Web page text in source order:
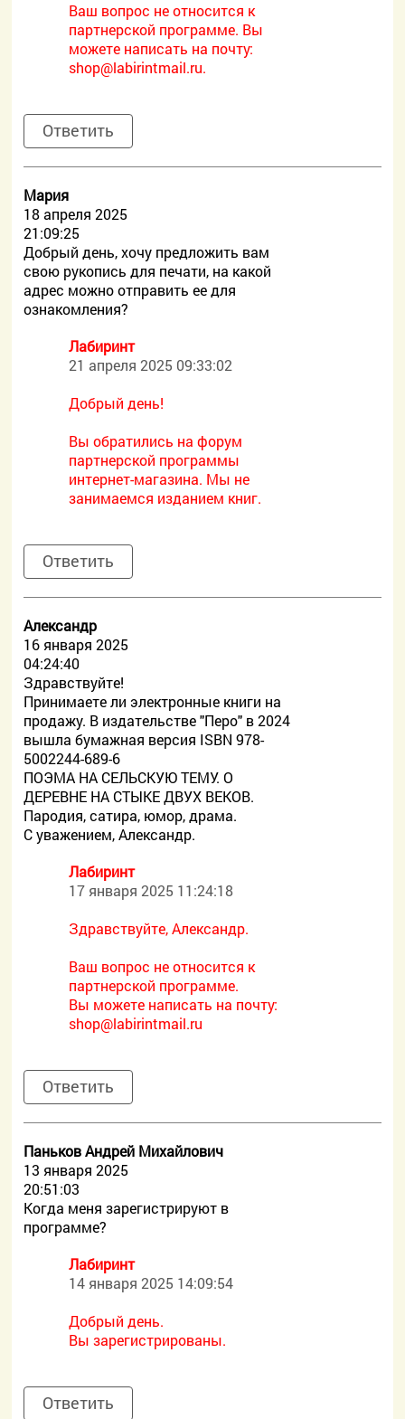
Ваш вопрос не относится к
партнерской программе. Вы
можете написать на почту:
shop@labirintmail.ru.
Ответить
Мария
18 апреля 2025
21:09:25
Добрый день, хочу предложить вам
свою рукопись для печати, на какой
адрес можно отправить ее для
ознакомления?
Лабиринт
21 апреля 2025 09:33:02
Добрый день!
Вы обратились на форум
партнерской программы
интернет-магазина. Мы не
занимаемся изданием книг.
Ответить
Александр
16 января 2025
04:24:40
Здравствуйте!
Принимаете ли электронные книги на
продажу. В издательстве "Перо" в 2024
вышла бумажная версия ISBN 978-
5002244-689-6
ПОЭМА НА СЕЛЬСКУЮ ТЕМУ. О
ДЕРЕВНЕ НА СТЫКЕ ДВУХ ВЕКОВ.
Пародия, сатира, юмор, драма.
С уважением, Александр.
Лабиринт
17 января 2025 11:24:18
Здравствуйте, Александр.
Ваш вопрос не относится к
партнерской программе.
Вы можете написать на почту:
shop@labirintmail.ru
Ответить
Паньков Андрей Михайлович
13 января 2025
20:51:03
Когда меня зарегистрируют в
программе?
Лабиринт
14 января 2025 14:09:54
Добрый день.
Вы зарегистрированы.
Ответить